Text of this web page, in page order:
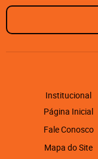
Institucional
Página Inicial
Fale Conosco
Mapa do Site